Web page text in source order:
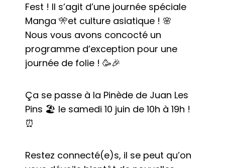
Fest ! Il s’agit d’une journée spéciale
Manga 🎌et culture asiatique ! 🌸
Nous vous avons concocté un
programme d’exception pour une
journée de folie ! 🥳🎉
Ça se passe à la Pinède de Juan Les
Pins 🏖️ le samedi 10 juin de 10h à 19h !
⏰
Restez connecté(e)s, il se peut qu’on